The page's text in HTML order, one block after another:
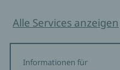
Alle Services anzeigen
Informationen für